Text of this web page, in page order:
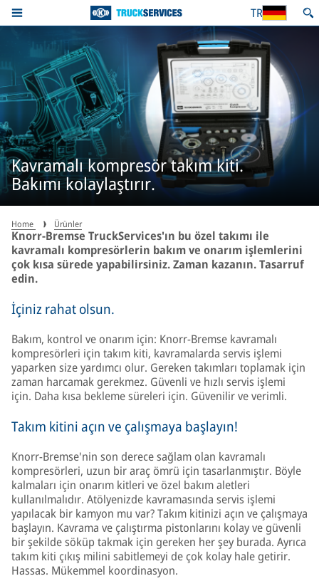
TR
Kavramalı kompresör takım kiti.
Bakımı kolaylaştırır.
Home Ürünler
Knorr-Bremse TruckServices'ın bu özel takımı ile
kavramalı kompresörlerin bakım ve onarım işlemlerini
çok kısa sürede yapabilirsiniz. Zaman kazanın. Tasarruf
edin.
İçiniz rahat olsun.
Bakım, kontrol ve onarım için: Knorr-Bremse kavramalı
kompresörleri için takım kiti, kavramalarda servis işlemi
yaparken size yardımcı olur. Gereken takımları toplamak için
zaman harcamak gerekmez. Güvenli ve hızlı servis işlemi
için. Daha kısa bekleme süreleri için. Güvenilir ve verimli.
Takım kitini açın ve çalışmaya başlayın!
Knorr-Bremse'nin son derece sağlam olan kavramalı
kompresörleri, uzun bir araç ömrü için tasarlanmıştır. Böyle
kalmaları için onarım kitleri ve özel bakım aletleri
kullanılmalıdır. Atölyenizde kavramasında servis işlemi
yapılacak bir kamyon mu var? Takım kitinizi açın ve çalışmaya
başlayın. Kavrama ve çalıştırma pistonlarını kolay ve güvenli
bir şekilde söküp takmak için gereken her şey burada. Ayrıca
takım kiti çıkış milini sabitlemeyi de çok kolay hale getirir.
Hassas. Mükemmel koordinasyon.